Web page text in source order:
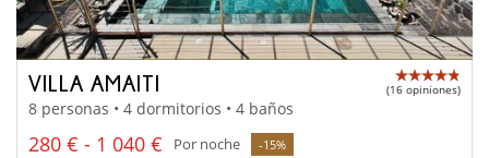
VILLA AMAITI (16 opiniones)
8 personas • 4 dormitorios • 4 baños
280 € - 1 040 € Por noche -15%